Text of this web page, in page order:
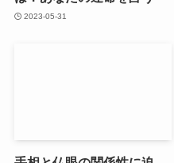
2023-05-31